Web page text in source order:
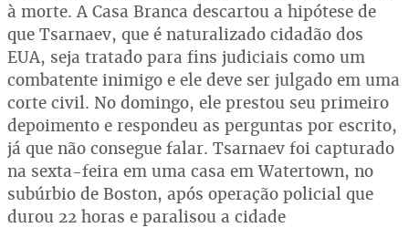
à morte. A Casa Branca descartou a hipótese de
que Tsarnaev, que é naturalizado cidadão dos
EUA, seja tratado para fins judiciais como um
combatente inimigo e ele deve ser julgado em uma
corte civil. No domingo, ele prestou seu primeiro
depoimento e respondeu as perguntas por escrito,
já que não consegue falar. Tsarnaev foi capturado
na sexta-feira em uma casa em Watertown, no
subúrbio de Boston, após operação policial que
durou 22 horas e paralisou a cidade